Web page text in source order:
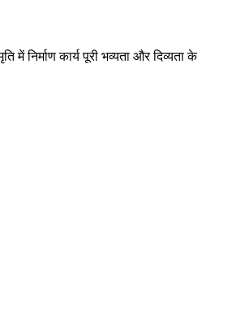
निर्माण कार्य पूरी भव्यता और दिव्यता के